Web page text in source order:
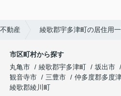
動産 綾歌郡宇多津町の居住用
市区町村から探す
丸亀市
綾歌郡宇多津町 坂出市
観音寺市
三豊市 仲多度郡多度
綾歌郡綾川町